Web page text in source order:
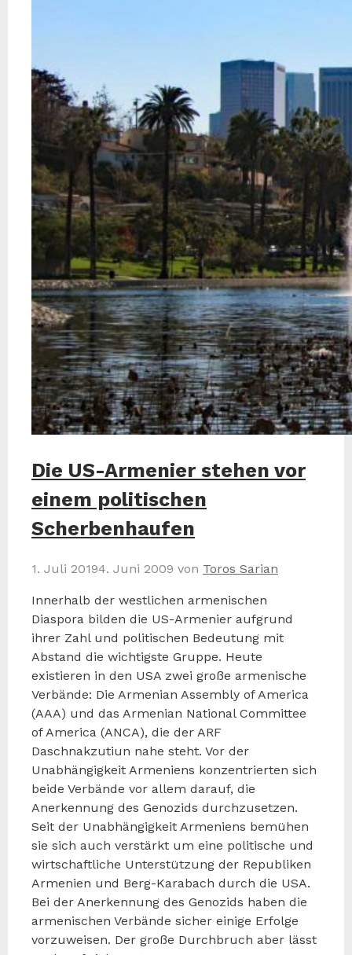
Die US-Armenier stehen vor
einem politischen
Scherbenhaufen
1. Juli 20194. Juni 2009 von Toros Sarian
Innerhalb der westlichen armenischen
Diaspora bilden die US-Armenier aufgrund
ihrer Zahl und politischen Bedeutung mit
Abstand die wichtigste Gruppe. Heute
existieren in den USA zwei große armenische
Verbände: Die Armenian Assembly of America
(AAA) und das Armenian National Committee
of America (ANCA), die der ARF
Daschnakzutiun nahe steht. Vor der
Unabhängigkeit Armeniens konzentrierten sich
beide Verbände vor allem darauf, die
Anerkennung des Genozids durchzusetzen.
Seit der Unabhängigkeit Armeniens bemühen
sie sich auch verstärkt um eine politische und
wirtschaftliche Unterstützung der Republiken
Armenien und Berg-Karabach durch die USA.
Bei der Anerkennung des Genozids haben die
armenischen Verbände sicher einige Erfolge
vorzuweisen. Der große Durchbruch aber lässt